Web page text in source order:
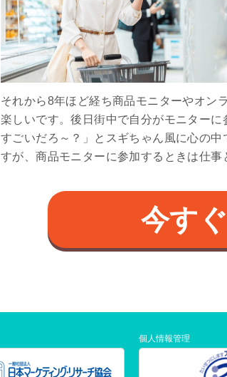
それから8年ほど経ち商品モニターやオン
楽しいです。後日街中で自分がモニター
すごいだろ～？」とスギちゃん風に心の
すが、商品モニターに参加するときは仕事
今す
個人情報管理